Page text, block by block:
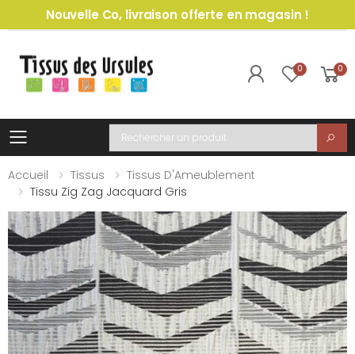
Nouvelle Co, livraison offerte en magasin !
0 0
Toggle mobile menu
Recherche
Accueil
Tissus
Tissus D'Ameublement
Tissu Zig Zag Jacquard Gris